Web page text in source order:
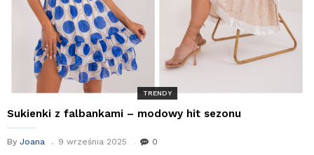
TRENDY
Sukienki z falbankami – modowy hit sezonu
By Joana 9 września 2025 0